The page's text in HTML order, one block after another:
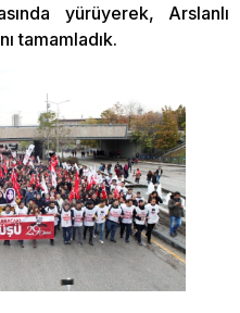
yürüyerek, Arslanlı
tamamladık.